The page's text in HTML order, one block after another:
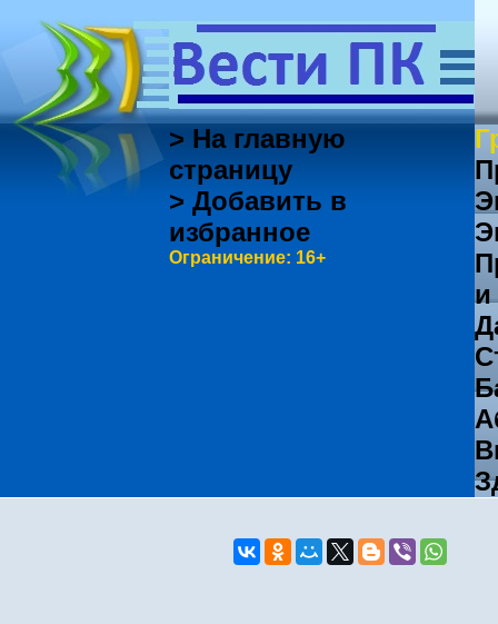
> На главную
страницу
> Добавить в
избранное
Ограничение: 16+